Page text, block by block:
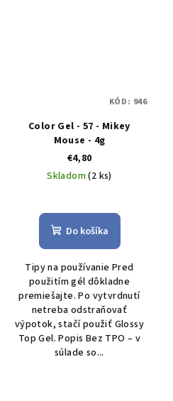
Color Gel - 57 - Mikey
Mouse - 4g
€4,80
Skladom(2 ks)
Do košíka
Tipy na používanie Pred
použitím gél dôkladne
premiešajte. Po vytvrdnutí
netreba odstraňovať
výpotok, stačí použiť Glossy
Top Gel. Popis Bez TPO – v
súlade so...
KÓD: 946